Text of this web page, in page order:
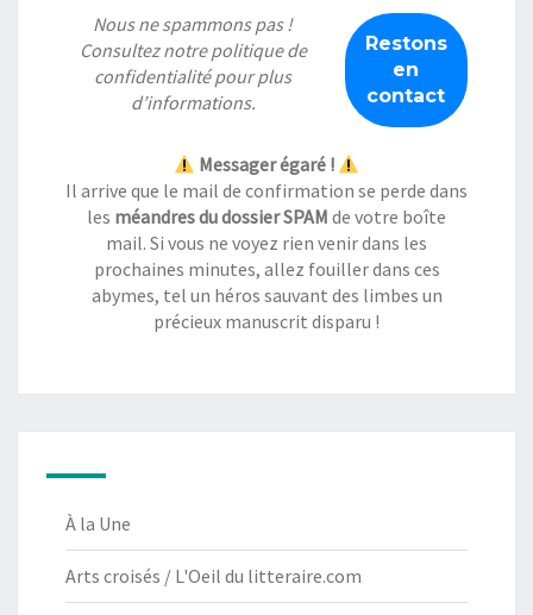
Nous ne spammons pas !
Consultez notrepolitique de
confidentialitépour plus
d’informations.
Messager égaré !
Il arrive que le mail de confirmation se perde dans
les méandres du dossier SPAM de votre boîte
mail. Si vous ne voyez rien venir dans les
prochaines minutes, allez fouiller dans ces
abymes, tel un héros sauvant des limbes un
précieux manuscrit disparu !
À la Une
Arts croisés / L'Oeil du litteraire.com